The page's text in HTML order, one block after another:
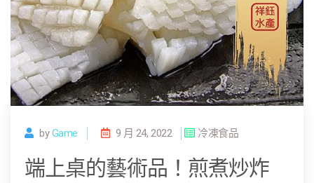
byGame 9 月 24, 2022 冷凍食品
端上桌的藝術品！煎煮炒炸